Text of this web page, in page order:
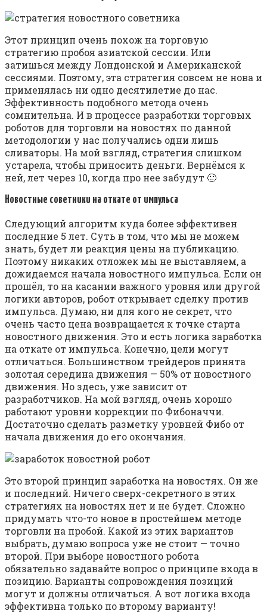
Этот принцип очень похож на торговую
стратегию пробоя азиатской сессии. Или
затишься между Лондонской и Американской
сессиями. Поэтому, эта стратегия совсем не нова и
применялась ни одно десятилетие до нас.
Эффективность подобного метода очень
сомнительна. И в процессе разработки торговых
роботов для торговли на новостях по данной
методологии у нас получались одни лишь
сливаторы. На мой взгляд, стратегия слишком
устарела, чтобы приносить деньги. Вернёмся к
ней, лет через 10, когда про нее забудут 🙂
Новостные советники на откате от импульса
Следующий алгоритм куда более эффективен
последние 5 лет. Суть в том, что мы не можем
знать, будет ли реакция цены на публикацию.
Поэтому никаких отложек мы не выставляем, а
дожидаемся начала новостного импульса. Если он
прошёл, то на касании важного уровня или другой
логики авторов, робот открывает сделку против
импульса. Думаю, ни для кого не секрет, что
очень часто цена возвращается к точке старта
новостного движения. Это и есть логика заработка
на откате от импульса. Конечно, цели могут
отличаться. Большинством трейдеров принята
золотая середина движения — 50% от новостного
движения. Но здесь, уже зависит от
разработчиков. На мой взгляд, очень хорошо
работают уровни коррекции по Фибоначчи.
Достаточно сделать разметку уровней Фибо от
начала движения до его окончания.
Это второй принцип заработка на новостях. Он же
и последний. Ничего сверх-секретного в этих
стратегиях на новостях нет и не будет. Сложно
придумать что-то новое в простейшем методе
торговли на пробой. Какой из этих вариантов
выбрать, думаю вопроса уже не стоит — точно
второй. При выборе новостного робота
обязательно задавайте вопрос о принципе входа в
позицию. Варианты сопровождения позиций
могут и должны отличаться. А вот логика входа
эффективна только по второму варианту!